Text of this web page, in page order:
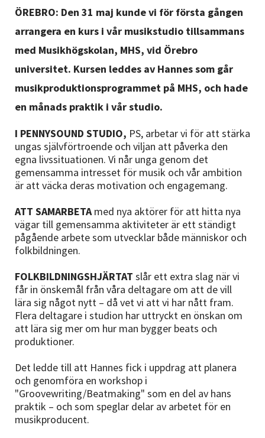
Nyheter
Avdelningar
Lyssna
ÖREBRO: Den 31 maj kunde vi för första gången
arrangera en kurs i vår musikstudio tillsammans
med Musikhögskolan, MHS, vid Örebro
universitet. Kursen leddes av Hannes som går
musikproduktionsprogrammet på MHS, och hade
en månads praktik i vår studio.
I PENNYSOUND STUDIO, PS, arbetar vi för att stärka
ungas självförtroende och viljan att påverka den
egna livssituationen. Vi når unga genom det
gemensamma intresset för musik och vår ambition
är att väcka deras motivation och engagemang.
ATT SAMARBETAmed nya aktörer för att hitta nya
vägar till gemensamma aktiviteter är ett ständigt
pågående arbete som utvecklar både människor och
folkbildningen.
FOLKBILDNINGSHJÄRTAT slår ett extra slag när vi
får in önskemål från våra deltagare om att de vill
lära sig något nytt – då vet vi att vi har nått fram.
Flera deltagare i studion har uttryckt en önskan om
att lära sig mer om hur man bygger beats och
produktioner.
Det ledde till att Hannes fick i uppdrag att planera
och genomföra en workshop i
"Groovewriting/Beatmaking" som en del av hans
praktik – och som speglar delar av arbetet för en
musikproducent.